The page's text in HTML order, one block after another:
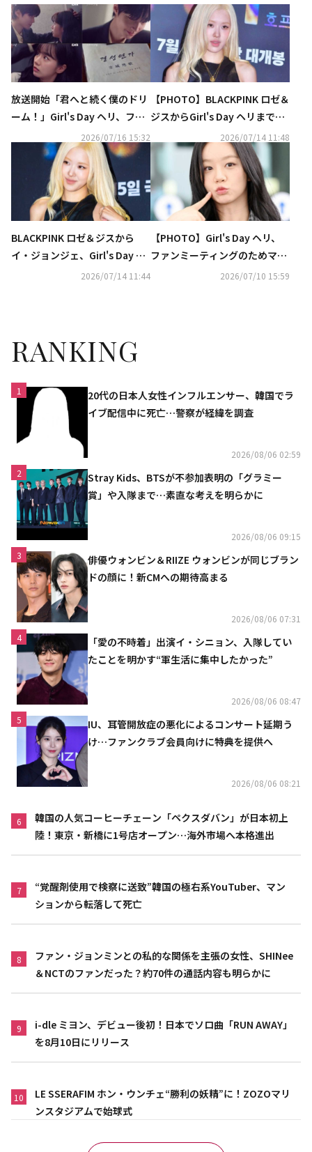
放送開始「君へと続く僕のドリ
ーム！」Girl's Day ヘリ、ファ
ン・イニョプと再会【ネタバレ
2026/07/16 15:32
【PHOTO】BLACKPINK ロゼ＆
ジスからGirl's Day ヘリまで、
映画「ホープ」VIP試写会に出
席（動画あり）
2026/07/14 11:48
BLACKPINK ロゼ＆ジスから
イ・ジョンジェ、Girl's Day ヘ
リまで豪華集結！映画「ホー
2026/07/14 11:44
【PHOTO】Girl's Day ヘリ、
ファンミーティングのためマカ
2026/07/10 15:59
RANKING
1
20代の日本人女性インフルエンサー、韓国でラ
イブ配信中に死亡…警察が経緯を調査
2026/08/06 02:59
2
Stray Kids、BTSが不参加表明の「グラミー
賞」や入隊まで…素直な考えを明らかに
2026/08/06 09:15
3
俳優ウォンビン＆RIIZE ウォンビンが同じブラン
ドの顔に！新CMへの期待高まる
2026/08/06 07:31
4
「愛の不時着」出演イ・シニョン、入隊してい
たことを明かす“軍生活に集中したかった”
2026/08/06 08:47
5
IU、耳管開放症の悪化によるコンサート延期う
け…ファンクラブ会員向けに特典を提供へ
2026/08/06 08:21
6
韓国の人気コーヒーチェーン「ペクスダバン」が日本初上
陸！東京・新橋に1号店オープン…海外市場へ本格進出
7
“覚醒剤使用で検察に送致”韓国の極右系YouTuber、マン
ションから転落して死亡
8
ファン・ジョンミンとの私的な関係を主張の女性、SHINee
＆NCTのファンだった？約70件の通話内容も明らかに
9
i-dle ミヨン、デビュー後初！日本でソロ曲「RUN AWAY」
を8月10日にリリース
10
LE SSERAFIM ホン・ウンチェ“勝利の妖精”に！ZOZOマリ
ンスタジアムで始球式